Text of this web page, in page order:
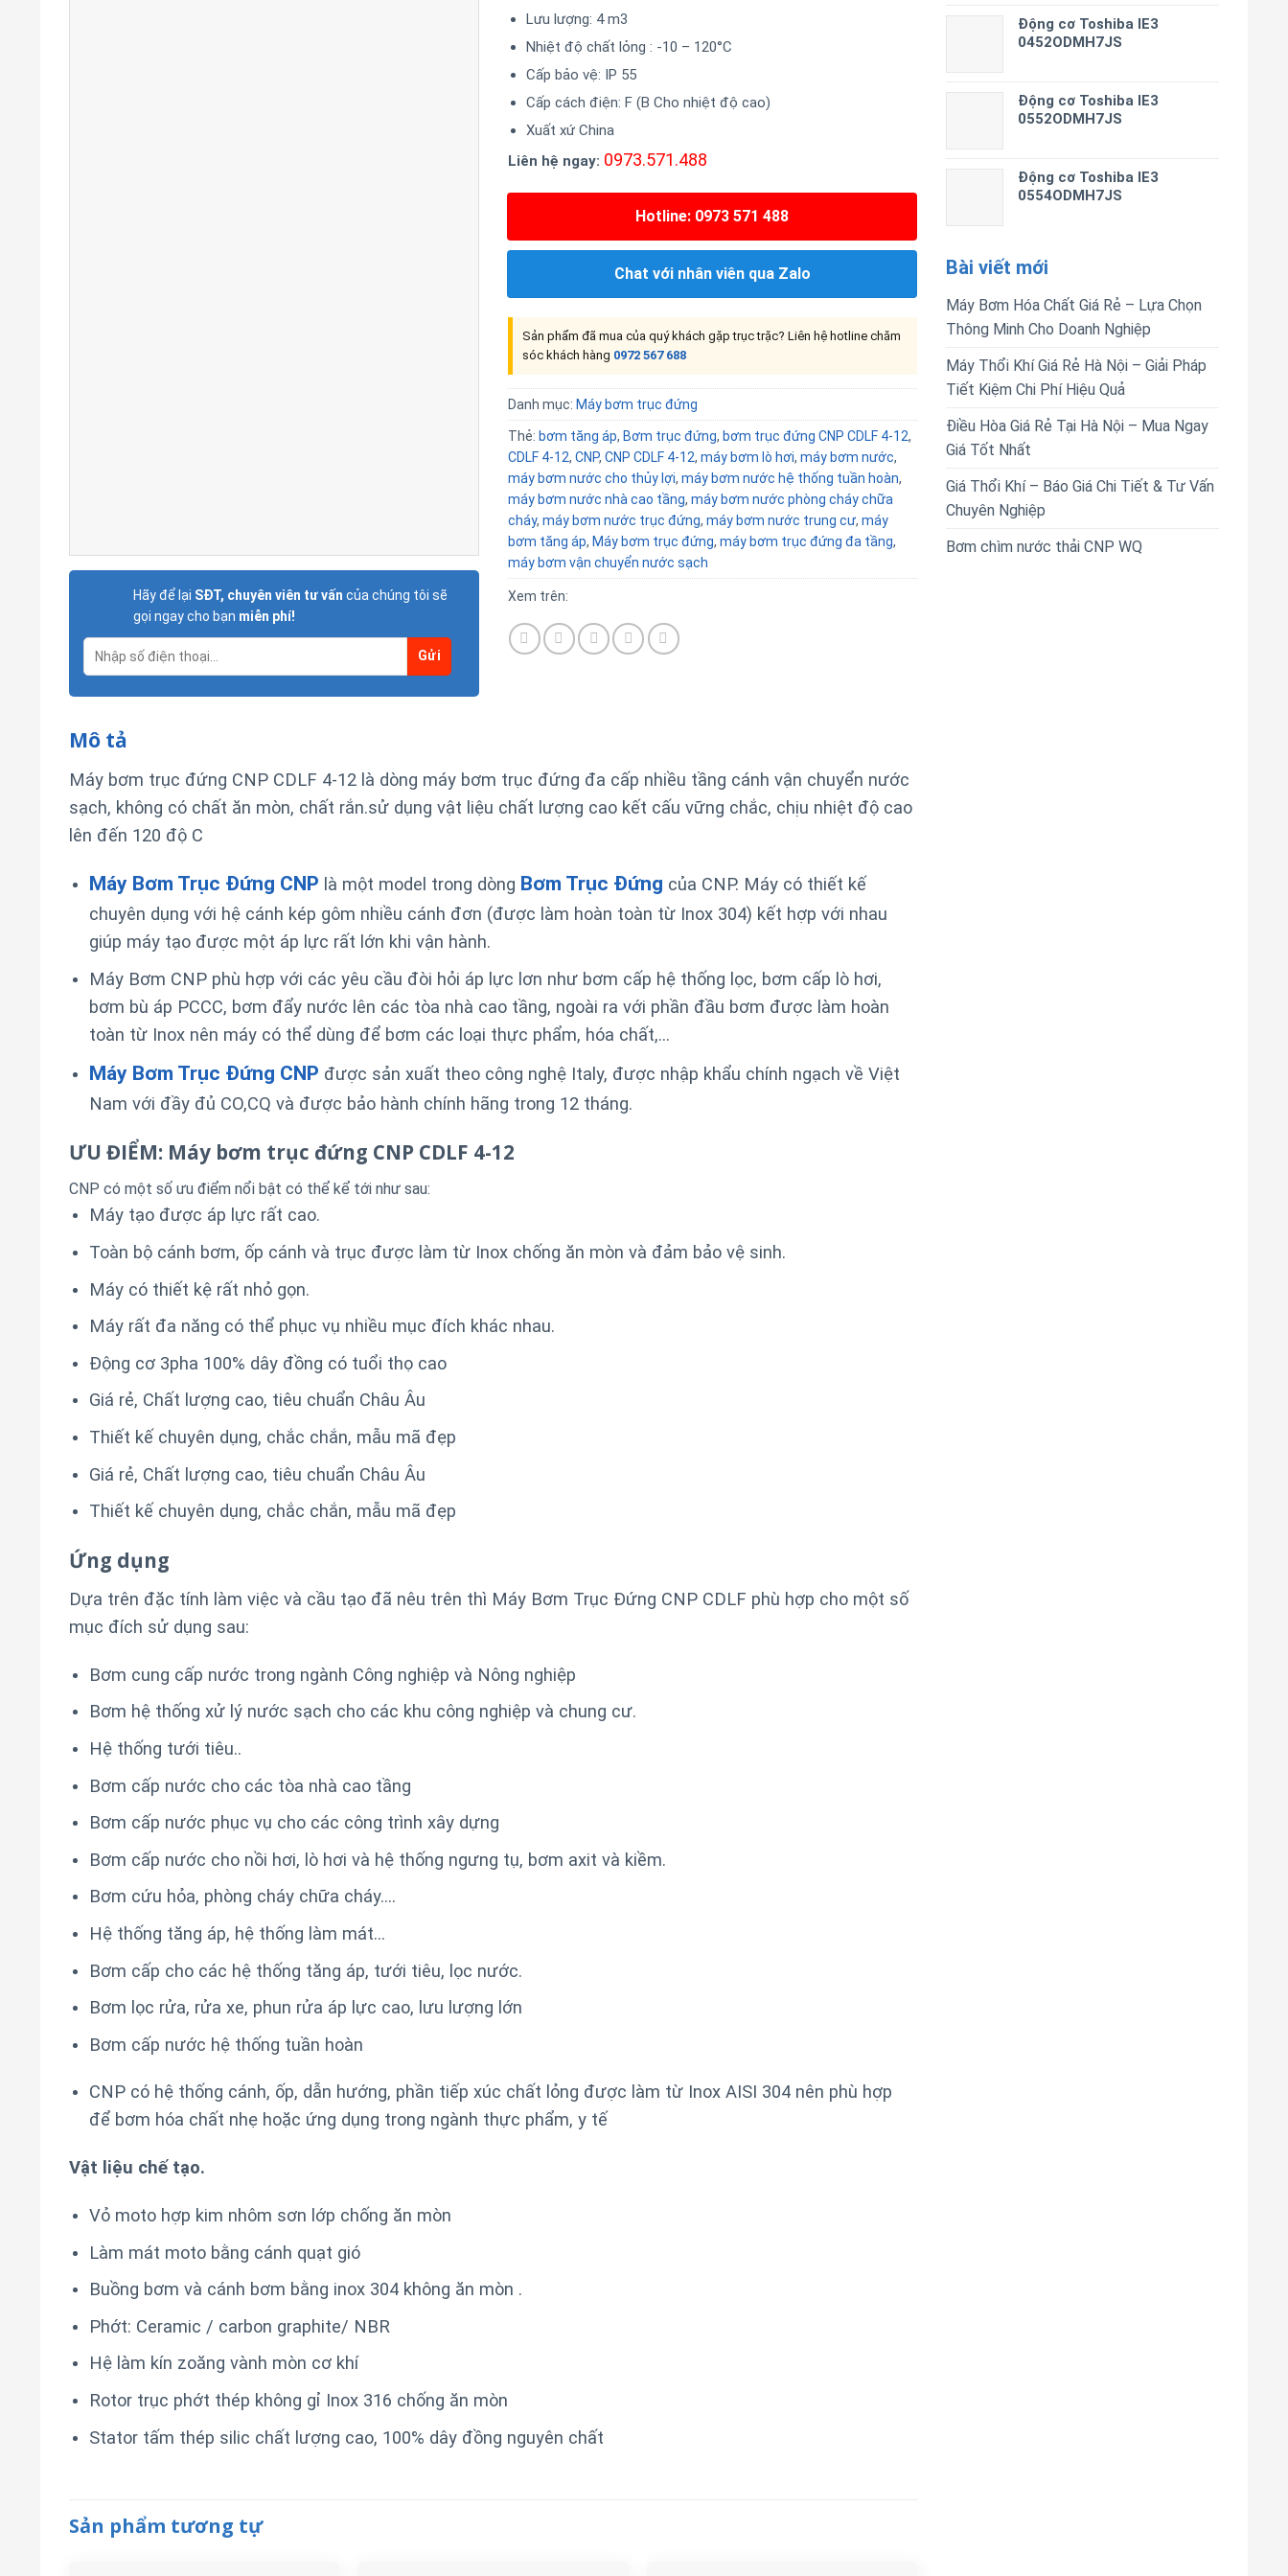
Động cơ Toshiba IE3
0452ODMH7JS
Động cơ Toshiba IE3
0552ODMH7JS
Động cơ Toshiba IE3
0554ODMH7JS
Bài viết mới
Máy Bơm Hóa Chất Giá Rẻ – Lựa Chọn
Thông Minh Cho Doanh Nghiệp
Máy Thổi Khí Giá Rẻ Hà Nội – Giải Pháp
Tiết Kiệm Chi Phí Hiệu Quả
Điều Hòa Giá Rẻ Tại Hà Nội – Mua Ngay
Giá Tốt Nhất
Giá Thổi Khí – Báo Giá Chi Tiết & Tư Vấn
Chuyên Nghiệp
Bơm chìm nước thải CNP WQ
Hãy để lại SĐT, chuyên viên tư vấn của chúng tôi sẽ
gọi ngay cho bạn miễn phí!
Lưu lượng: 4 m3
Nhiệt độ chất lỏng : -10 – 120°C
Cấp bảo vệ: IP 55
Cấp cách điện: F (B Cho nhiệt độ cao)
Xuất xứ China
Liên hệ ngay: 0973.571.488
Hotline: 0973 571 488
Chat với nhân viên qua Zalo
Sản phẩm đã mua của quý khách gặp trục trặc? Liên hệ hotline chăm
sóc khách hàng 0972 567 688
Danh mục: Máy bơm trục đứng
Thẻ: bơm tăng áp, Bơm trục đứng, bơm trục đứng CNP CDLF 4-12,
CDLF 4-12, CNP, CNP CDLF 4-12, máy bơm lò hơi, máy bơm nước,
máy bơm nước cho thủy lợi, máy bơm nước hệ thống tuần hoàn,
máy bơm nước nhà cao tầng, máy bơm nước phòng cháy chữa
cháy, máy bơm nước trục đứng, máy bơm nước trung cư, máy
bơm tăng áp, Máy bơm trục đứng, máy bơm trục đứng đa tầng,
máy bơm vận chuyển nước sạch
Xem trên:
Mô tả
Máy bơm trục đứng CNP CDLF 4-12 là dòng máy bơm trục đứng đa cấp nhiều tầng cánh vận chuyển nước
sạch, không có chất ăn mòn, chất rắn.sử dụng vật liệu chất lượng cao kết cấu vững chắc, chịu nhiệt độ cao
lên đến 120 độ C
Máy Bơm Trục Đứng CNP là một model trong dòng Bơm Trục Đứng của CNP. Máy có thiết kế
chuyên dụng với hệ cánh kép gôm nhiều cánh đơn (được làm hoàn toàn từ Inox 304) kết hợp với nhau
giúp máy tạo được một áp lực rất lớn khi vận hành.
Máy Bơm CNP phù hợp với các yêu cầu đòi hỏi áp lực lơn như bơm cấp hệ thống lọc, bơm cấp lò hơi,
bơm bù áp PCCC, bơm đẩy nước lên các tòa nhà cao tầng, ngoài ra với phần đầu bơm được làm hoàn
toàn từ Inox nên máy có thể dùng để bơm các loại thực phẩm, hóa chất,…
Máy Bơm Trục Đứng CNP được sản xuất theo công nghệ Italy, được nhập khẩu chính ngạch về Việt
Nam với đầy đủ CO,CQ và được bảo hành chính hãng trong 12 tháng.
ƯU ĐIỂM: Máy bơm trục đứng CNP CDLF 4-12
CNP có một số ưu điểm nổi bật có thể kể tới như sau:
Máy tạo được áp lực rất cao.
Toàn bộ cánh bơm, ốp cánh và trục được làm từ Inox chống ăn mòn và đảm bảo vệ sinh.
Máy có thiết kệ rất nhỏ gọn.
Máy rất đa năng có thể phục vụ nhiều mục đích khác nhau.
Động cơ 3pha 100% dây đồng có tuổi thọ cao
Giá rẻ, Chất lượng cao, tiêu chuẩn Châu Âu
Thiết kế chuyên dụng, chắc chắn, mẫu mã đẹp
Giá rẻ, Chất lượng cao, tiêu chuẩn Châu Âu
Thiết kế chuyên dụng, chắc chắn, mẫu mã đẹp
Ứng dụng
Dựa trên đặc tính làm việc và cầu tạo đã nêu trên thì Máy Bơm Trục Đứng CNP CDLF phù hợp cho một số
mục đích sử dụng sau:
Bơm cung cấp nước trong ngành Công nghiệp và Nông nghiệp
Bơm hệ thống xử lý nước sạch cho các khu công nghiệp và chung cư.
Hệ thống tưới tiêu..
Bơm cấp nước cho các tòa nhà cao tầng
Bơm cấp nước phục vụ cho các công trình xây dựng
Bơm cấp nước cho nồi hơi, lò hơi và hệ thống ngưng tụ, bơm axit và kiềm.
Bơm cứu hỏa, phòng cháy chữa cháy….
Hệ thống tăng áp, hệ thống làm mát…
Bơm cấp cho các hệ thống tăng áp, tưới tiêu, lọc nước.
Bơm lọc rửa, rửa xe, phun rửa áp lực cao, lưu lượng lớn
Bơm cấp nước hệ thống tuần hoàn
CNP có hệ thống cánh, ốp, dẫn hướng, phần tiếp xúc chất lỏng được làm từ Inox AISI 304 nên phù hợp
để bơm hóa chất nhẹ hoặc ứng dụng trong ngành thực phẩm, y tế
Vật liệu chế tạo.
Vỏ moto hợp kim nhôm sơn lớp chống ăn mòn
Làm mát moto bằng cánh quạt gió
Buồng bơm và cánh bơm bằng inox 304 không ăn mòn .
Phớt: Ceramic / carbon graphite/ NBR
Hệ làm kín zoăng vành mòn cơ khí
Rotor trục phớt thép không gỉ Inox 316 chống ăn mòn
Stator tấm thép silic chất lượng cao, 100% dây đồng nguyên chất
Sản phẩm tương tự